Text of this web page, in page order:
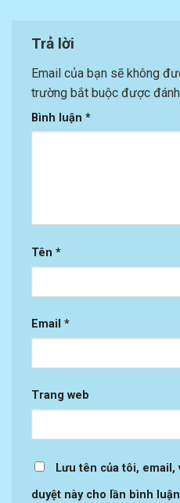
Trả lời
Email của bạn sẽ không
trường bắt buộc được
Bình luận *
Tên *
Email *
Trang web
Lưu tên của tôi,
duyệt này cho lần bình